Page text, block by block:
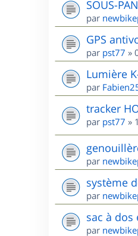
SOUS-
par
GPS
par pst77 »
Lumière
par
tracker
par pst77 »
par
système
par
sac à dos
par